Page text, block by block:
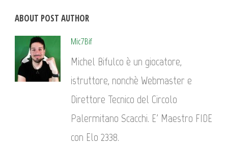
ABOUT POST AUTHOR
Mic7Bif
Michel Bifulco è un giocatore,
istruttore, nonchè Webmaster e
Direttore Tecnico del Circolo
Palermitano Scacchi. E' Maestro FIDE
con Elo 2338.